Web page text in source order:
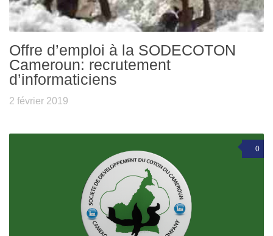
Offre d’emploi à la SODECOTON
Cameroun: recrutement
d’informaticiens
2 février 2019
0